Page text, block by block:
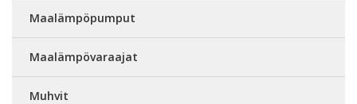
Maalämpöpumput
Maalämpövaraajat
Muhvit